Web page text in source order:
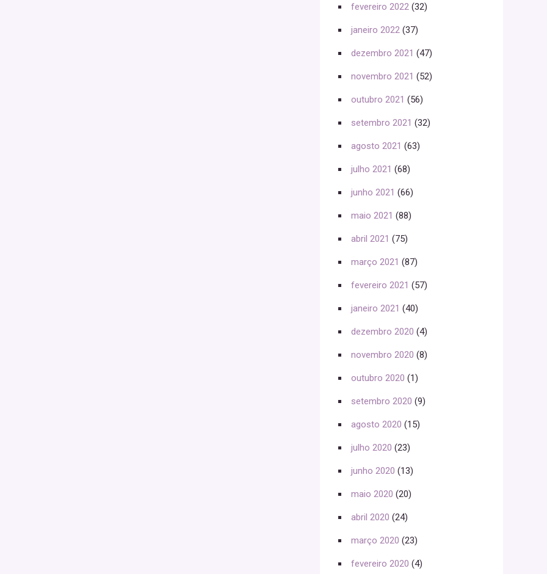
fevereiro 2022 (32)
janeiro 2022 (37)
dezembro 2021 (47)
novembro 2021 (52)
outubro 2021 (56)
setembro 2021 (32)
agosto 2021 (63)
julho 2021 (68)
junho 2021 (66)
maio 2021 (88)
abril 2021 (75)
março 2021 (87)
fevereiro 2021 (57)
janeiro 2021 (40)
dezembro 2020 (4)
novembro 2020 (8)
outubro 2020 (1)
setembro 2020 (9)
agosto 2020 (15)
julho 2020 (23)
junho 2020 (13)
maio 2020 (20)
abril 2020 (24)
março 2020 (23)
fevereiro 2020 (4)